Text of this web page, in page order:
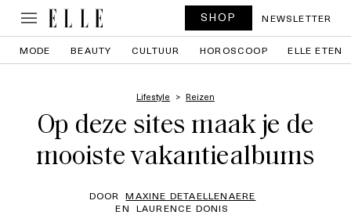
SHOP NEWSLETTER
MODE BEAUTY CULTUUR HOROSCOOP ELLE ETEN
Lifestyle Reizen
Op deze sites maak je de
mooiste vakantiealbums
DOOR MAXINE DETAELLENAERE
EN LAURENCE DONIS